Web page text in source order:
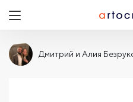
Дмитрий и Алия